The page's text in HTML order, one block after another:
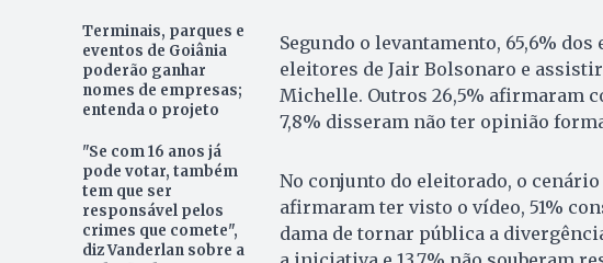
Terminais, parques e
eventos de Goiânia
poderão ganhar
nomes de empresas;
entenda o projeto
"Se com 16 anos já
pode votar, também
tem que ser
responsável pelos
crimes que comete",
diz Vanderlan sobre a
Segundo o levantamento, 65,6%
eleitores de Jair Bolsonaro e
Michelle. Outros 26,5% afirmaram
7,8% disseram não ter opinião
No conjunto do eleitorado, o
afirmaram ter visto o vídeo, 51%
dama de tornar pública a